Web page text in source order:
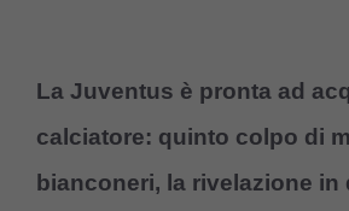
La Juventus è pronta ad
calciatore: quinto colpo di
bianconeri, la rivelazione in